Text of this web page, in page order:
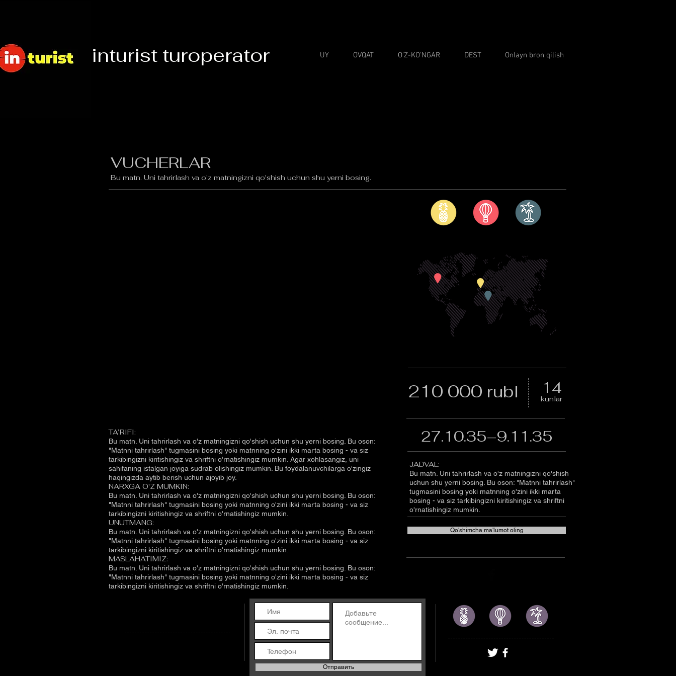
inturist turoperator UY OVQAT O'Z-KO'NGAR DEST Onlayn bron qilish
VUCHERLAR
Bu matn. Uni tahrirlash va o'z matningizni qo'shish uchun shu yerni bosing.
210 000 rubl 14
kunlar
27.10.35–9.11.35
TA’RIFI:
Bu matn. Uni tahrirlash va o'z matningizni qo'shish uchun shu yerni bosing. Bu oson:
"Matnni tahrirlash" tugmasini bosing yoki matnning o'zini ikki marta bosing - va siz
tarkibingizni kiritishingiz va shriftni o'rnatishingiz mumkin. Agar xohlasangiz, uni
sahifaning istalgan joyiga sudrab olishingiz mumkin. Bu foydalanuvchilarga o'zingiz
haqingizda aytib berish uchun ajoyib joy.
NARXGA O'Z MUMKIN:
Bu matn. Uni tahrirlash va o'z matningizni qo'shish uchun shu yerni bosing. Bu oson:
"Matnni tahrirlash" tugmasini bosing yoki matnning o'zini ikki marta bosing - va siz
tarkibingizni kiritishingiz va shriftni o'rnatishingiz mumkin.
UNUTMANG:
Bu matn. Uni tahrirlash va o'z matningizni qo'shish uchun shu yerni bosing. Bu oson:
"Matnni tahrirlash" tugmasini bosing yoki matnning o'zini ikki marta bosing - va siz
tarkibingizni kiritishingiz va shriftni o'rnatishingiz mumkin.
MASLAHATIMIZ:
Bu matn. Uni tahrirlash va o'z matningizni qo'shish uchun shu yerni bosing. Bu oson:
"Matnni tahrirlash" tugmasini bosing yoki matnning o'zini ikki marta bosing - va siz
tarkibingizni kiritishingiz va shriftni o'rnatishingiz mumkin.
JADVAL:
Bu matn. Uni tahrirlash va o'z matningizni qo'shish
uchun shu yerni bosing. Bu oson: "Matnni tahrirlash"
tugmasini bosing yoki matnning o'zini ikki marta
bosing - va siz tarkibingizni kiritishingiz va shriftni
o'rnatishingiz mumkin.
Qo'shimcha ma'lumot oling
Отправить